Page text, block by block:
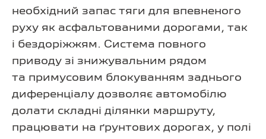
необхідний запас тяги для впевненого
руху як асфальтованими дорогами, так
і бездоріжжям. Система повного
приводу зі знижувальним рядом
та примусовим блокуванням заднього
диференціалу дозволяє автомобілю
долати складні ділянки маршруту,
працювати на ґрунтових дорогах, у полі